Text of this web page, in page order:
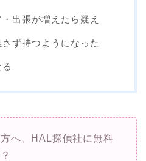
出張が増えたら疑え
ず持つようになった
へ、HAL探偵社に無料